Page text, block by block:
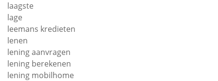
laagste
lage
leemans kredieten
lenen
lening aanvragen
lening berekenen
lening mobilhome